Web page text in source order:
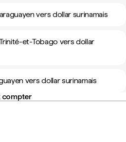
vers dollar surinamais
et-Tobago vers dollar
vers dollar surinamais
compter